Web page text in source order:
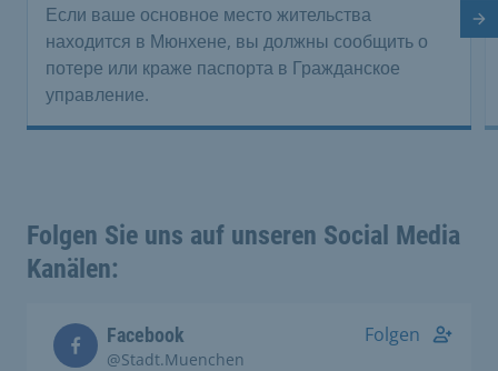
Если ваше основное место жительства
находится в Мюнхене, вы должны сообщить о
потере или краже паспорта в Гражданское
управление.
Folgen Sie uns auf unseren Social Media
Kanälen:
Facebook
@Stadt.Muenchen
Folgen